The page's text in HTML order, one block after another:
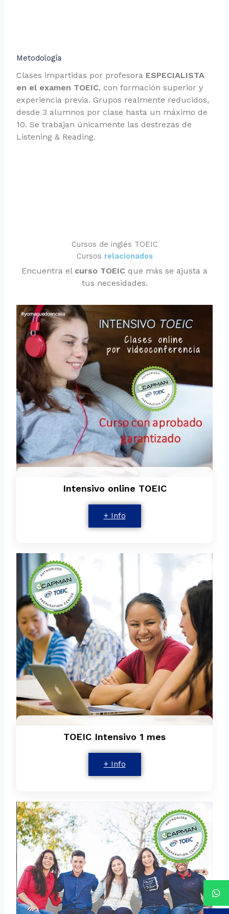
Metodología
Clases impartidas por profesora ESPECIALISTA
en el examen TOEIC, con formación superior y
experiencia previa. Grupos realmente reducidos,
desde 3 alumnos por clase hasta un máximo de
10. Se trabajan únicamente las destrezas de
Listening & Reading.
Cursos de inglés TOEIC
Cursos relacionados
Encuentra el curso TOEIC que más se ajusta a
tus necesidades.
Intensivo online TOEIC
+ Info
TOEIC Intensivo 1 mes
+ Info